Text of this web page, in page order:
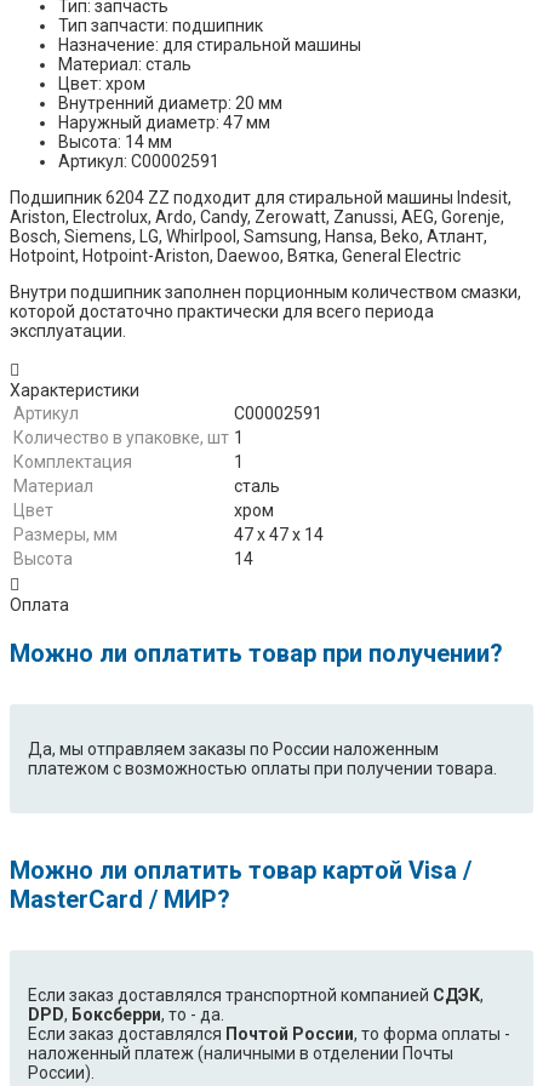
Тип: запчасть
Тип запчасти: подшипник
Назначение: для стиральной машины
Материал: сталь
Цвет: хром
Внутренний диаметр: 20 мм
Наружный диаметр: 47 мм
Высота: 14 мм
Артикул: C00002591
Подшипник 6204 ZZ подходит для стиральной машины Indesit,
Ariston, Electrolux, Ardo, Candy, Zerowatt, Zanussi, AEG, Gorenje,
Bosch, Siemens, LG, Whirlpool, Samsung, Hansa, Beko, Атлант,
Hotpoint, Hotpoint-Ariston, Daewoo, Вятка, General Electric
Внутри подшипник заполнен порционным количеством смазки,
которой достаточно практически для всего периода
эксплуатации.
Характеристики
Артикул
C00002591
Количество в упаковке, шт 1
Комплектация
1
Материал
сталь
Цвет
хром
Размеры, мм
47 х 47 х 14
Высота
14
Оплата
Можно ли оплатить товар при получении?
Да, мы отправляем заказы по России наложенным
платежом с возможностью оплаты при получении товара.
Можно ли оплатить товар картой Visa /
MasterCard / МИР?
Если заказ доставлялся транспортной компанией СДЭК,
DPD, Боксберри, то - да.
Если заказ доставлялся Почтой России, то форма оплаты -
наложенный платеж (наличными в отделении Почты
России).